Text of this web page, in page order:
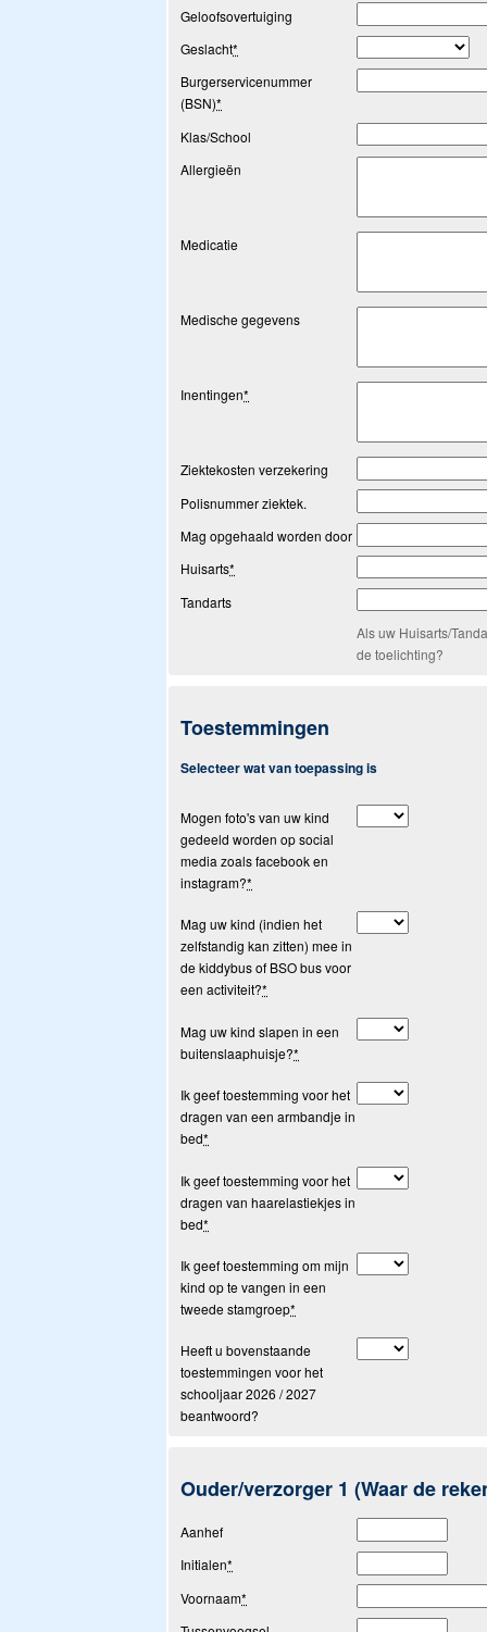
Geloofsovertuiging
Geslacht*
Burgerservicenummer
(BSN)*
Klas/School
Allergieën
Medicatie
Medische gegevens
Inentingen*
Ziektekosten verzekering
Polisnummer ziektek.
Mag opgehaald worden door
Huisarts*
Tandarts
Als uw Huisarts/
de toelichting?
Toestemmingen
Selecteer wat van toepassing is
Mogen foto's van uw kind
gedeeld worden op social
media zoals facebook en
instagram?*
Mag uw kind (indien het
zelfstandig kan zitten) mee in
de kiddybus of BSO bus voor
een activiteit?*
Mag uw kind slapen in een
buitenslaaphuisje?*
Ik geef toestemming voor het
dragen van een armbandje in
bed*
Ik geef toestemming voor het
dragen van haarelastiekjes in
bed*
Ik geef toestemming om mijn
kind op te vangen in een
tweede stamgroep*
Heeft u bovenstaande
toestemmingen voor het
schooljaar 2026 / 2027
beantwoord?
Ouder/verzorger 1 (Waar de
Aanhef
Initialen*
Voornaam*